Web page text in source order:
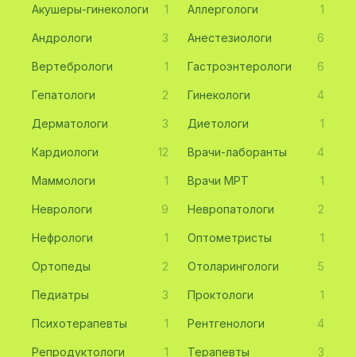
Акушеры-гинекологи 1 Аллергологи 1
Андрологи 3 Анестезиологи 6
Вертебрологи 1 Гастроэнтерологи 6
Гепатологи 2 Гинекологи 4
Дерматологи 3 Диетологи 1
Кардиологи 12 Врачи-лаборанты 4
Маммологи 1 Врачи МРТ 1
Неврологи 9 Невропатологи 2
Нефрологи 1 Оптометристы 1
Ортопеды 2 Отоларингологи 5
Педиатры 3 Проктологи 1
Психотерапевты 1 Рентгенологи 4
Репродуктологи 1 Терапевты 3